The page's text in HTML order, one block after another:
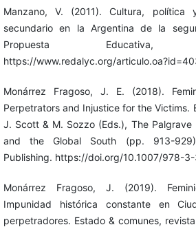
Manzano, V. (2011). Cultura, política
secundario en la Argentina de la
Propuesta
https://www.redalyc.org/
Monárrez Fragoso, J. E. (2018).
Perpetrators and Injustice for the Victims.
J. Scott & M. Sozzo (Eds.), The
and the Global South (pp. 913-
Publishing. https://doi.org/10.1007/978-
Monárrez Fragoso, J. (2019).
Impunidad histórica constante en
perpetradores. Estado & comunes,